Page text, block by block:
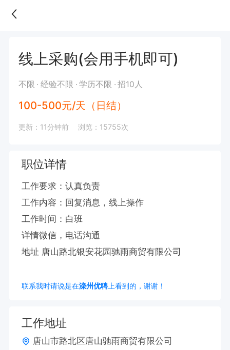
线上采购(会用手机即可)
不限 经验不限 学历不限 招10人
100-500元/天（日结）
更新：11分钟前 浏览：15755次
职位详情
工作要求：认真负责
工作内容：回复消息，线上操作
工作时间：白班
详情微信，电话沟通
地址 唐山路北银安花园驰雨商贸有限公司
联系我时请说是在滦州优聘上看到的，谢谢！
工作地址
唐山市路北区唐山驰雨商贸有限公司